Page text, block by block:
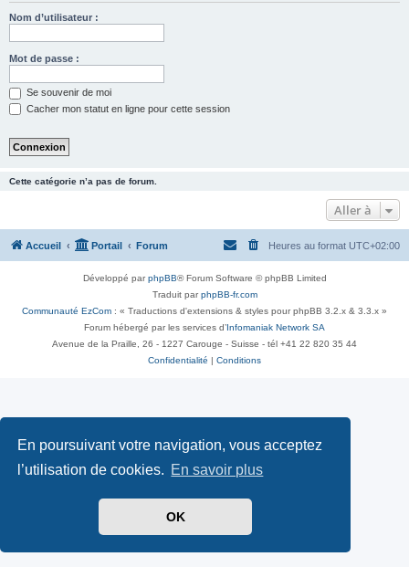
En poursuivant votre navigation, vous acceptez
l’utilisation de cookies. En savoir plus
OK
e
Nom d’utilisateur :
Mot de passe :
Se souvenir de moi
Cacher mon statut en ligne pour cette session
Cette catégorie n’a pas de forum.
Aller à
Accueil Portail Forum Heures au format UTC+02:00
Développé parphpBB® Forum Software © phpBB Limited
Traduit parphpBB-fr.com
Communauté EzCom : « Traductions d'extensions & styles pour phpBB 3.2.x & 3.3.x »
Forum hébergé par les services d’ Infomaniak Network SA
Avenue de la Praille, 26 - 1227 Carouge - Suisse - tél +41 22 820 35 44
Confidentialité
Conditions